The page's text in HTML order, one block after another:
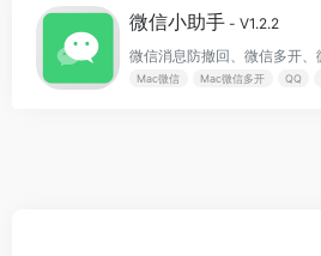
微信小助手 - V1.2.2
微信消息防撤回、微信多开、
Mac微信 Mac微信多开 QQ